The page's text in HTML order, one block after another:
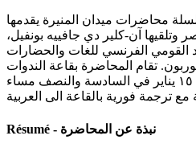
شهر يناير ٢٠٢٣ لسلسلة محاضرات ميدان المنيرة يقدمها
لكم المعهد الفرنسي بمصر وتلقيها آن‭-‬كلير‭ ‬دي‭ ‬جافييه‭ ‬بونفيل،
القومي الفرنسي للغات والحضارات
. تقام المحاضرة بقاعة الندوات
بالمعهد الفرنسي يوم الأحد ١٥ يناير في السادسة والنصف مساء
Résumé - نبذة عن المحاضرة